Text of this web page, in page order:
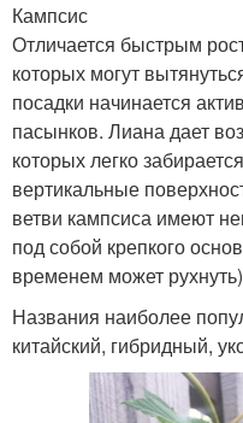
Кампсис
Отличается быстрым
которых могут
посадки начинается
пасынков. Лиана дает
которых легко
вертикальные
ветви кампсиса имеют
под собой крепкого
временем может
Названия наиболее
китайский, гибридный,